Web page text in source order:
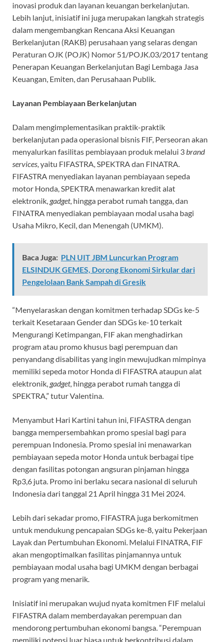
inovasi produk dan layanan keuangan berkelanjutan.
Lebih lanjut, inisiatif ini juga merupakan langkah strategis
dalam mengembangkan Rencana Aksi Keuangan
Berkelanjutan (RAKB) perusahaan yang selaras dengan
Peraturan OJK (POJK) Nomor 51/POJK.03/2017 tentang
Penerapan Keuangan Berkelanjutan Bagi Lembaga Jasa
Keuangan, Emiten, dan Perusahaan Publik.
Layanan Pembiayaan Berkelanjutan
Dalam mengimplementasikan praktik-praktik
berkelanjutan pada operasional bisnis FIF, Perseoran akan
menyalurkan fasilitas pembiayaan produk melalui 3brand
services, yaitu FIFASTRA, SPEKTRA dan FINATRA.
FIFASTRA menyediakan layanan pembiayaan sepeda
motor Honda, SPEKTRA menawarkan kredit alat
elektronik, gadget, hingga perabot rumah tangga, dan
FINATRA menyediakan pembiayaan modal usaha bagi
Usaha Mikro, Kecil, dan Menengah (UMKM).
Baca Juga: PLN UIT JBM Luncurkan Program
ELSINDUK GEMES, Dorong Ekonomi Sirkular dari
Pengelolaan Bank Sampah di Gresik
“Menyelaraskan dengan komitmen terhadap SDGs ke-5
terkait Kesetaraan Gender dan SDGs ke-10 terkait
Mengurangi Ketimpangan, FIF akan menghadirkan
program atau promo khusus bagi perempuan dan
penyandang disabilitas yang ingin mewujudkan mimpinya
memiliki sepeda motor Honda di FIFASTRA ataupun alat
elektronik, gadget, hingga perabot rumah tangga di
SPEKTRA,” tutur Valentina.
Menyambut Hari Kartini tahun ini, FIFASTRA dengan
bangga mempersembahkan promo spesial bagi para
perempuan Indonesia. Promo spesial ini menawarkan
pembiayaan sepeda motor Honda untuk berbagai tipe
dengan fasilitas potongan angsuran pinjaman hingga
Rp3,6 juta. Promo ini berlaku secara nasional di seluruh
Indonesia dari tanggal 21 April hingga 31 Mei 2024.
Lebih dari sekadar promo, FIFASTRA juga berkomitmen
untuk mendukung pencapaian SDGs ke-8, yaitu Pekerjaan
Layak dan Pertumbuhan Ekonomi. Melalui FINATRA, FIF
akan mengoptimalkan fasilitas pinjamannya untuk
pembiayaan modal usaha bagi UMKM dengan berbagai
program yang menarik.
Inisiatif ini merupakan wujud nyata komitmen FIF melalui
FIFASTRA dalam memberdayakan perempuan dan
mendorong pertumbuhan ekonomi bangsa. “Perempuan
memiliki potensi luar biasa untuk berkontribusi dalam